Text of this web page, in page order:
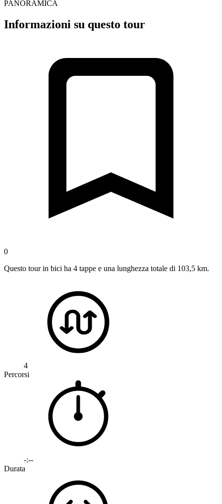
PANORAMICA
Informazioni su questo tour
0
Questo tour in bici ha 4 tappe e una lunghezza totale di 103,5 km.
4
Percorsi
-:--
Durata